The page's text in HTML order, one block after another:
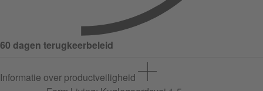
60 dagen terugkeerbeleid
Informatie over productveiligheid